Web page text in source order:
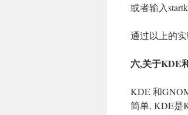
或者输入
通过以上的
六,关于KDE
KDE 和
简单, KDE是